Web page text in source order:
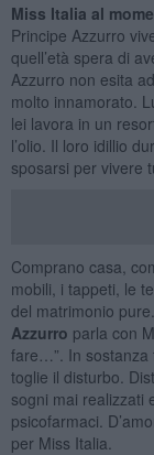
Miss Italia al
Principe Azzurro
quell’età spera di
Azzurro non esita
molto innamorato.
lei lavora in un
l’olio. Il loro idillio
sposarsi per vivere
Comprano casa,
mobili, i tappeti, le
del matrimonio
Azzurro parla con
fare…”. In sostanza
toglie il disturbo.
sogni mai realizzati
psicofarmaci.
per Miss Italia.